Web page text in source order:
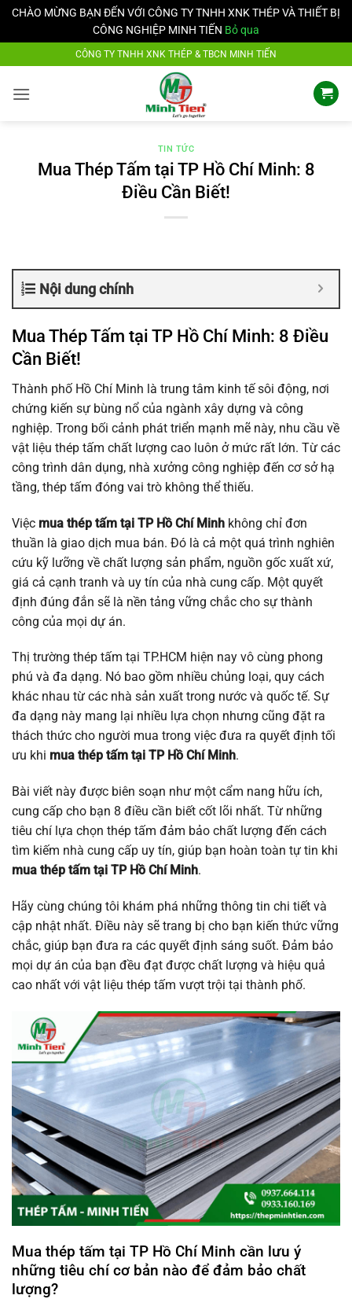
CHÀO MỪNG BẠN ĐẾN VỚI CÔNG TY TNHH XNK THÉP VÀ THIẾT BỊ
CÔNG NGHIỆP MINH TIẾN Bỏ qua
nội
CÔNG TY TNHH XNK THÉP & TBCN MINH TIẾN
TIN TỨC
Mua Thép Tấm tại TP Hồ Chí Minh: 8
Điều Cần Biết!
Nội dung chính
Mua Thép Tấm tại TP Hồ Chí Minh: 8 Điều
Cần Biết!
Thành phố Hồ Chí Minh là trung tâm kinh tế sôi động, nơi
chứng kiến sự bùng nổ của ngành xây dựng và công
nghiệp. Trong bối cảnh phát triển mạnh mẽ này, nhu cầu về
vật liệu thép tấm chất lượng cao luôn ở mức rất lớn. Từ các
công trình dân dụng, nhà xưởng công nghiệp đến cơ sở hạ
tầng, thép tấm đóng vai trò không thể thiếu.
Việc mua thép tấm tại TP Hồ Chí Minh không chỉ đơn
thuần là giao dịch mua bán. Đó là cả một quá trình nghiên
cứu kỹ lưỡng về chất lượng sản phẩm, nguồn gốc xuất xứ,
giá cả cạnh tranh và uy tín của nhà cung cấp. Một quyết
định đúng đắn sẽ là nền tảng vững chắc cho sự thành
công của mọi dự án.
Thị trường thép tấm tại TP.HCM hiện nay vô cùng phong
phú và đa dạng. Nó bao gồm nhiều chủng loại, quy cách
khác nhau từ các nhà sản xuất trong nước và quốc tế. Sự
đa dạng này mang lại nhiều lựa chọn nhưng cũng đặt ra
thách thức cho người mua trong việc đưa ra quyết định tối
ưu khi mua thép tấm tại TP Hồ Chí Minh.
Bài viết này được biên soạn như một cẩm nang hữu ích,
cung cấp cho bạn 8 điều cần biết cốt lõi nhất. Từ những
tiêu chí lựa chọn thép tấm đảm bảo chất lượng đến cách
tìm kiếm nhà cung cấp uy tín, giúp bạn hoàn toàn tự tin khi
mua thép tấm tại TP Hồ Chí Minh.
Hãy cùng chúng tôi khám phá những thông tin chi tiết và
cập nhật nhất. Điều này sẽ trang bị cho bạn kiến thức vững
chắc, giúp bạn đưa ra các quyết định sáng suốt. Đảm bảo
mọi dự án của bạn đều đạt được chất lượng và hiệu quả
cao nhất với vật liệu thép tấm vượt trội tại thành phố.
Mua thép tấm tại TP Hồ Chí Minh cần lưu ý
những tiêu chí cơ bản nào để đảm bảo chất
lượng?